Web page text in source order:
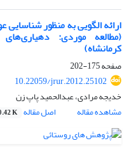
ارائه الگویی به منظور
(مطالعه موردی:
کرمانشاه)
صفحه175-202
10.22059/jrur.2012.25102
خدیجه مرادی، عبدالحمید پاپ زن
مشاهده مقاله
اصل مقاله K